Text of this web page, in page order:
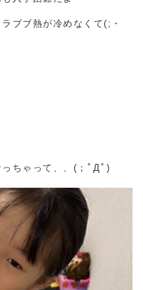
ブブ熱が冷めなくて(;・
ちゃって、、(；ﾟДﾟ)